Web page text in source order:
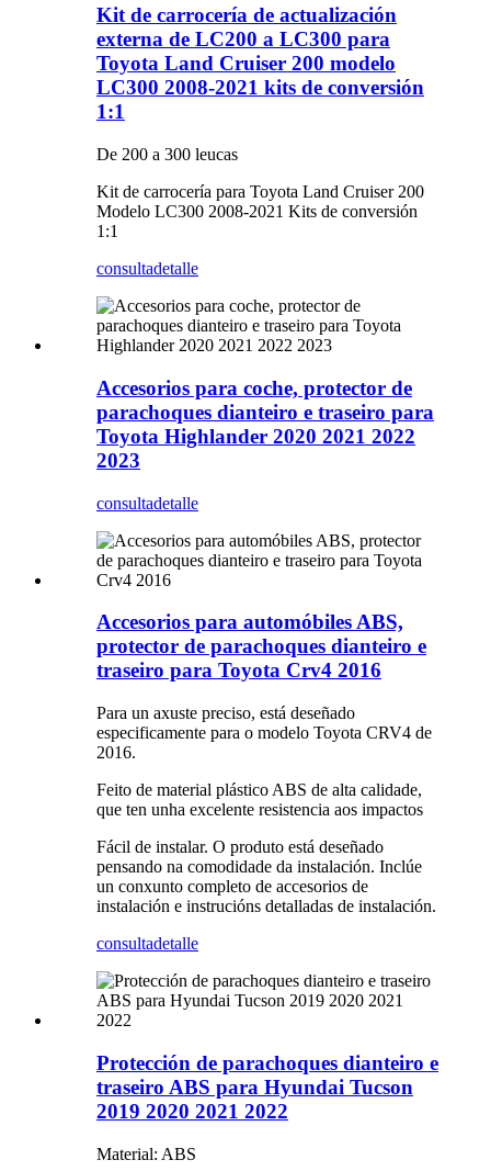
Kit de carrocería de actualización
externa de LC200 a LC300 para
Toyota Land Cruiser 200 modelo
LC300 2008-2021 kits de conversión
1:1
De 200 a 300 leucas
Kit de carrocería para Toyota Land Cruiser 200
Modelo LC300 2008-2021 Kits de conversión
1:1
consultadetalle
Accesorios para coche, protector de
parachoques dianteiro e traseiro para
Toyota Highlander 2020 2021 2022
2023
consultadetalle
Accesorios para automóbiles ABS,
protector de parachoques dianteiro e
traseiro para Toyota Crv4 2016
Para un axuste preciso, está deseñado
especificamente para o modelo Toyota CRV4 de
2016.
Feito de material plástico ABS de alta calidade,
que ten unha excelente resistencia aos impactos
Fácil de instalar. O produto está deseñado
pensando na comodidade da instalación. Inclúe
un conxunto completo de accesorios de
instalación e instrucións detalladas de instalación.
consultadetalle
Protección de parachoques dianteiro e
traseiro ABS para Hyundai Tucson
2019 2020 2021 2022
Material: ABS